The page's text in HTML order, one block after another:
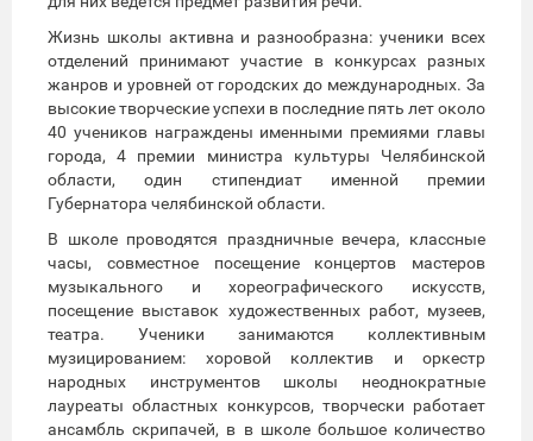
Жизнь школы активна и разнообразна: ученики всех
отделений принимают участие в конкурсах разных
жанров и уровней от городских до международных. За
высокие творческие успехи в последние пять лет около
40 учеников награждены именными премиями главы
города, 4 премии министра культуры Челябинской
области, один стипендиат именной премии
Губернатора челябинской области.
В школе проводятся праздничные вечера, классные
часы, совместное посещение концертов мастеров
музыкального и хореографического искусств,
посещение выставок художественных работ, музеев,
театра. Ученики занимаются коллективным
музицированием: хоровой коллектив и оркестр
народных инструментов школы неоднократные
лауреаты областных конкурсов, творчески работает
ансамбль скрипачей, в в школе большое количество